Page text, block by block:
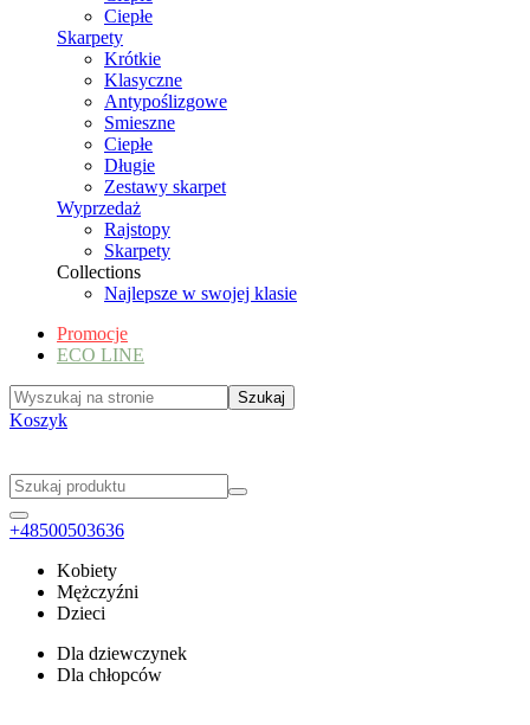
Ciepłe
Skarpety
Krótkie
Klasyczne
Antypoślizgowe
Smieszne
Ciepłe
Długie
Zestawy skarpet
Wyprzedaż
Rajstopy
Skarpety
Collections
Najlepsze w swojej klasie
Promocje
ECO LINE
Koszyk
+48500503636
Kobiety
Mężczyźni
Dzieci
Dla dziewczynek
Dla chłopców